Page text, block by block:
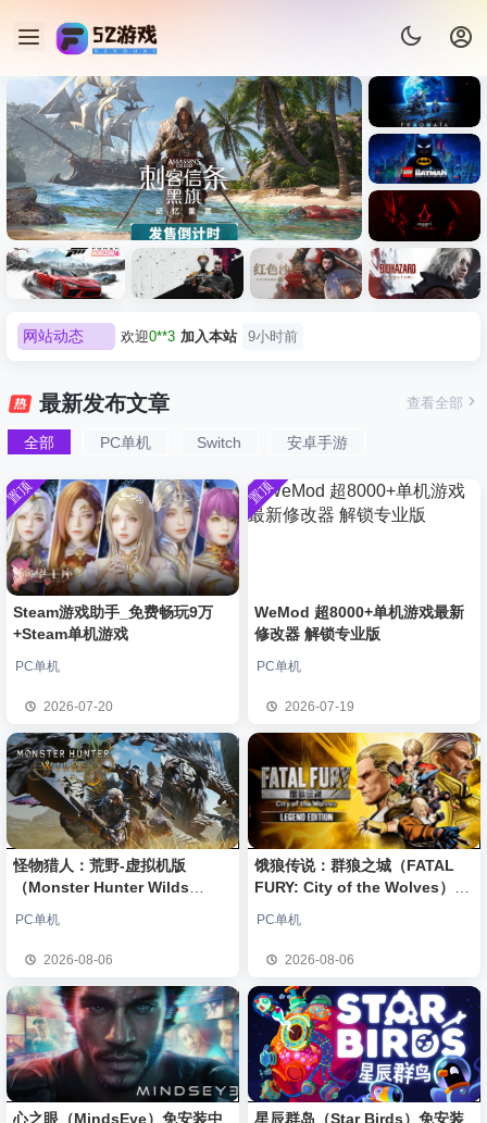
虚拟机版/Assassin’s Creed
HYPERVISOR》免安装中文
版
《识质存
在/PRAG
MATA》
免安装中
文版
《乐高蝙
蝠侠：黑
暗骑士之
Knight》
Creed
拟机
速：地平
线
6（Forza
Horizon
6）免安装
中文版
心/Atomic
Heart》免
安装中文
n Desert
SOR）免
安装中文
版
9：安魂
）免安装
中文版
网站动态 欢迎0**3 加入本站
9小时前
欢迎 V****y
欢迎
j***j
欢迎1******4 加入本站
8月5日
w******g 签到获取 49 点积分
8月4日
欢迎 w******g 加入本站
8月4日
欢迎Z******U 加入本站
欢迎k******2 加入本站
欢迎C****i 加入本站
8月4日
欢迎
8小时前
9小时前
9小时前
最新发布文章
全部 PC单机 Switch 安卓手游
查看全部
置顶
Steam游戏助手_免费畅玩9万
+Steam单机游戏
PC单机
2026-07-20
置顶
WeMod 超8000+单机游戏最新
修改器 解锁专业版
PC单机
2026-07-19
怪物猎人：荒野-虚拟机版
（Monster Hunter Wilds
PC单机
2026-08-06
饿狼传说：群狼之城（FATAL
FURY: City of the Wolves）免
PC单机
2026-08-06
心之眼（MindsEye）免安装中
星辰群岛（Star Birds）免安装